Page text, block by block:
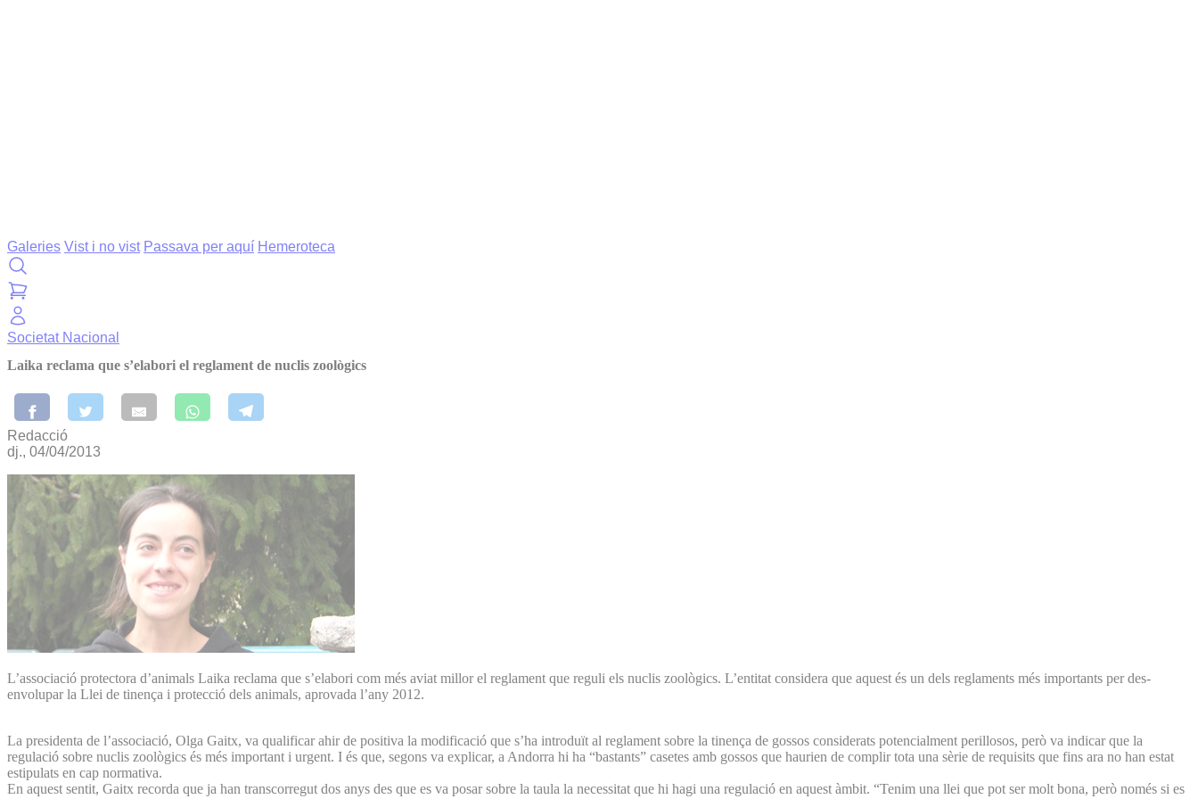
Galeries Vist i no vist Passava per aquí Hemeroteca
Societat Nacional
Laika reclama que s’elabori el reglament de nuclis zoològics
Redacció
dj., 04/04/2013
L’associació protectora d’animals Laika reclama que s’elabori com més aviat millor el reglament que reguli els nuclis zoològics. L’entitat considera que aquest és un dels reglaments més importants per des­
envolupar la Llei de tinença i protecció dels animals, aprovada l’any 2012.
La presidenta de l’associació, Olga Gaitx, va qualificar ahir de positiva la modificació que s’ha introduït al reglament sobre la tinença de gossos considerats potencialment perillosos, però va indicar que la
regulació sobre nuclis zoològics és més important i urgent. I és que, segons va explicar, a Andorra hi ha “bastants” casetes amb gossos que haurien de complir tota una sèrie de requisits que fins ara no han estat
estipulats en cap normativa.
En aquest sentit, Gaitx recorda que ja han transcorregut dos anys des que es va posar sobre la taula la necessitat que hi hagi una regulació en aquest àmbit. “Tenim una llei que pot ser molt bona, però només si es